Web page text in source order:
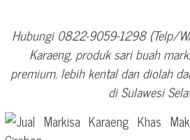
Hubungi 0822-9059-1298 (Telp/
Karaeng, produk sari buah
premium, lebih kental dan diolah
di Sulawesi